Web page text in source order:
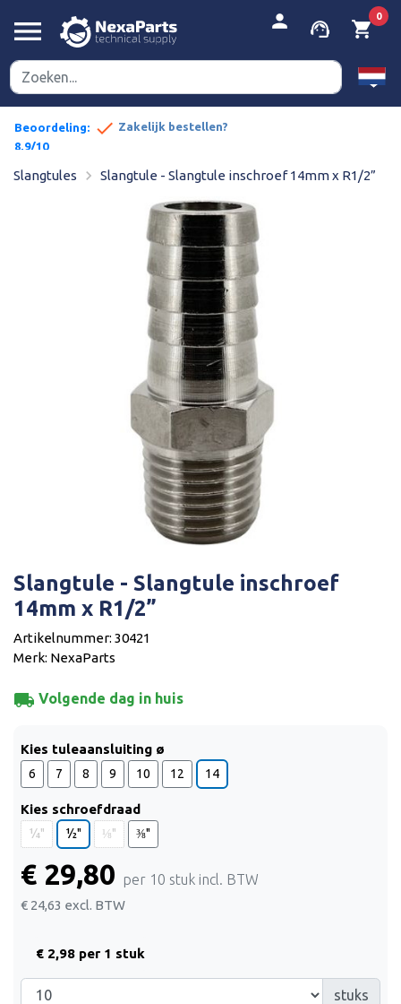
menu person support_agent shopping_cart
0
Beoordeling:
8,9/10
prijzen done Zakelijk bestellen?
Slangtules navigate_next Slangtule - Slangtule inschroef 14mm x R1/2”


Slangtule - Slangtule inschroef
14mm x R1/2”
Artikelnummer: 30421
Merk: NexaParts
local_shipping Volgende dag in huis
Kies tuleaansluiting ø
6 7 8 9 10 12 14
Kies schroefdraad
¼" ½" ⅛" ⅜"
€ 29,80 per 10 stuk incl. BTW
€ 24,63 excl. BTW
€ 2,98 per 1 stuk
stuks